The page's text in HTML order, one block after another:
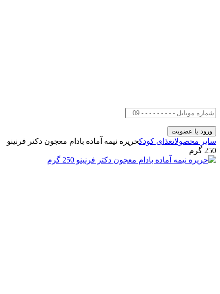
سایر محصولاتغذای کودکحریره نیمه آماده بادام معجون دکتر فرنینو
250 گرم